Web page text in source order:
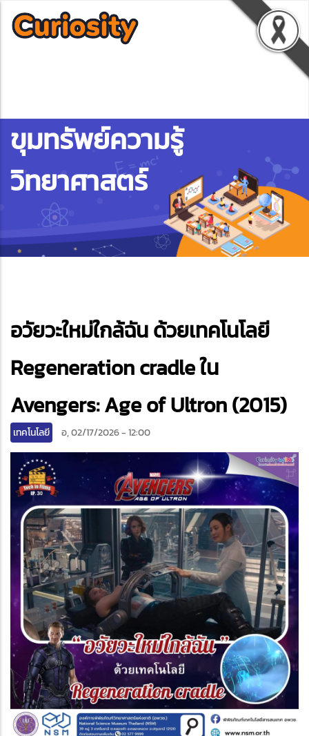
ขุมทรัพย์ความรู้
วิทยาศาสตร์
อวัยวะใหม่ใกล้ฉัน ด้วยเทคโนโลยี
Regeneration cradle ใน
Avengers: Age of Ultron (2015)
เทคโนโลยี อ, 02/17/2026 - 12:00